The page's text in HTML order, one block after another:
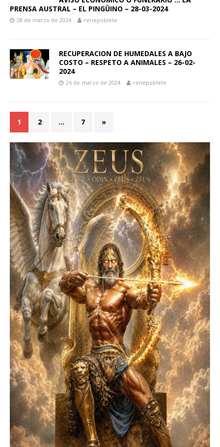
PRENSA AUSTRAL – EL PINGÜINO – 28-03-2024
28 de marzo de 2024 renepoblete
RECUPERACION DE HUMEDALES A BAJO
COSTO – RESPETO A ANIMALES – 26-02-
2024
26 de marzo de 2024 renepoblete
1 2 … 7 »